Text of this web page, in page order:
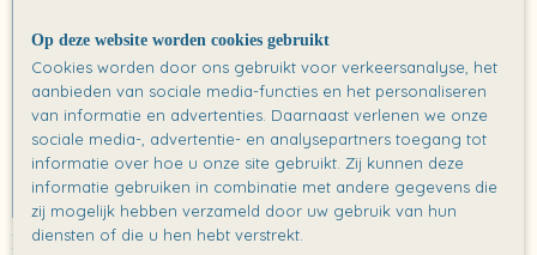
Kaart: Bliksem
Op deze website worden cookies gebruikt
Cookies worden door ons gebruikt voor verkeersanalyse, het
aanbieden van sociale media-functies en het personaliseren
van informatie en advertenties. Daarnaast verlenen we onze
sociale media-, advertentie- en analysepartners toegang tot
informatie over hoe u onze site gebruikt. Zij kunnen deze
informatie gebruiken in combinatie met andere gegevens die
zij mogelijk hebben verzameld door uw gebruik van hun
diensten of die u hen hebt verstrekt.